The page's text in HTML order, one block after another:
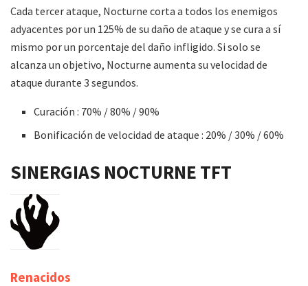
Cada tercer ataque, Nocturne corta a todos los enemigos
adyacentes por un 125% de su daño de ataque y se cura a sí
mismo por un porcentaje del daño infligido. Si solo se
alcanza un objetivo, Nocturne aumenta su velocidad de
ataque durante 3 segundos.
Curación : 70% / 80% / 90%
Bonificación de velocidad de ataque : 20% / 30% / 60%
SINERGIAS NOCTURNE TFT
Renacidos